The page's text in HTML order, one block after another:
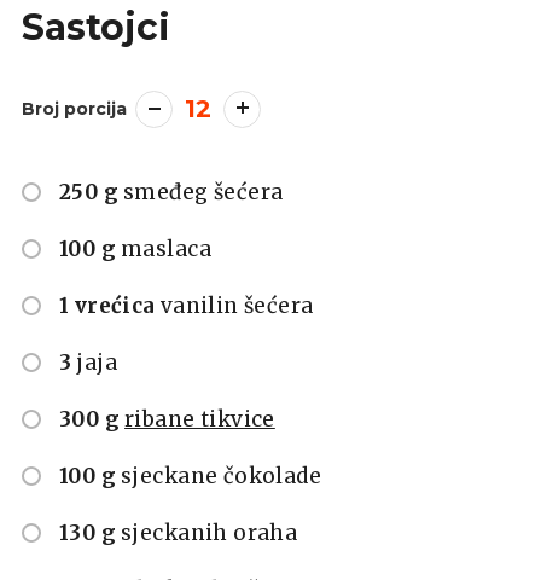
Sastojci
Broj porcija 12
250 g smeđeg šećera
100 g maslaca
1 vrećica vanilin šećera
3 jaja
300 g ribane tikvice
100 g sjeckane čokolade
130 g sjeckanih oraha